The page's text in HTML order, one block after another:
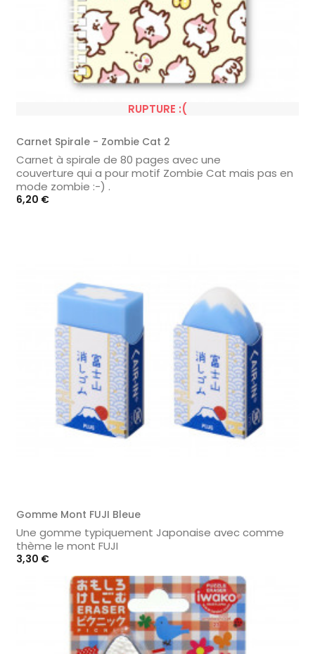
RUPTURE :(
Carnet Spirale - Zombie Cat 2
Carnet à spirale de 80 pages avec une
couverture qui a pour motif Zombie Cat mais pas en
mode zombie :-) .
Prix
6,20 €
Gomme Mont FUJI Bleue
Une gomme typiquement Japonaise avec comme
thème le mont FUJI
Prix
3,30 €